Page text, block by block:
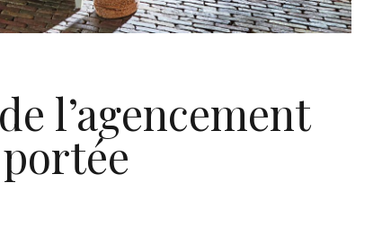
l’agencement